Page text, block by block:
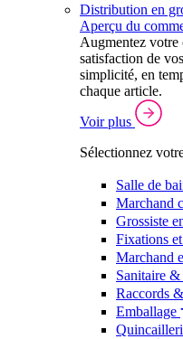
Distribution en
Aperçu du
Augmentez votre
satisfaction de
simplicité, en
chaque article.
Voir plus
Sélectionnez
Salle de
Marchand
Grossiste
Fixations
Marchand
Sanitaire
Raccords
Emballage